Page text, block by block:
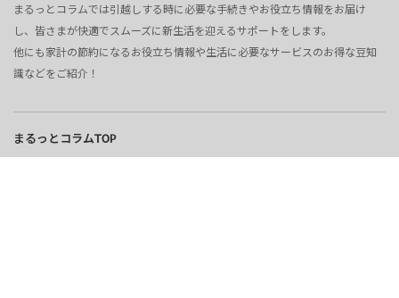
まるっとコラムでは引越しする時に必要な手続きやお役立ち情報をお届け
し、皆さまが快適でスムーズに新生活を迎えるサポートをします。
他にも家計の節約になるお役立ち情報や生活に必要なサービスのお得な豆知
識などをご紹介！
まるっとコラムTOP